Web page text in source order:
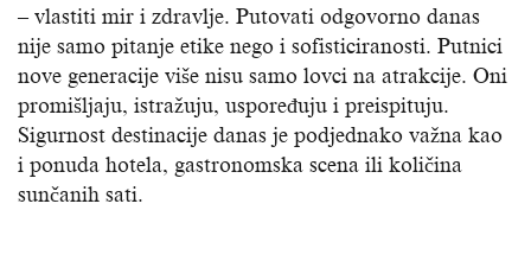
– vlastiti mir i zdravlje. Putovati odgovorno danas
nije samo pitanje etike nego i sofisticiranosti. Putnici
nove generacije više nisu samo lovci na atrakcije. Oni
promišljaju, istražuju, uspoređuju i preispituju.
Sigurnost destinacije danas je podjednako važna kao
i ponuda hotela, gastronomska scena ili količina
sunčanih sati.